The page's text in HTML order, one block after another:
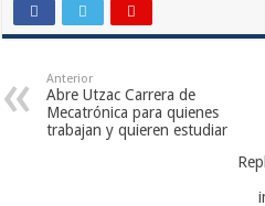
Anterior
Abre Utzac Carrera de
Mecatrónica para quienes
trabajan y quieren estudiar